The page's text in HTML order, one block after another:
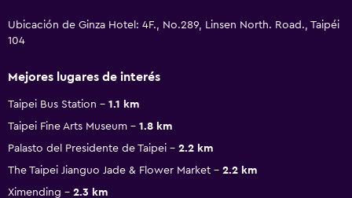
Ubicación de Ginza Hotel: 4F., No.289, Linsen North. Road., Taipéi
104
Mejores lugares de interés
Taipei Bus Station
1.1 km
Taipei Fine Arts Museum
1.8 km
Palasto del Presidente de Taipei
2.2 km
The Taipei Jianguo Jade & Flower Market
2.2 km
Ximending
2.3 km